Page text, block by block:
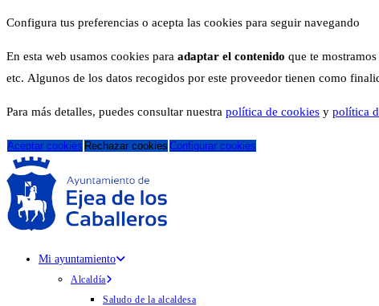
Configura tus preferencias o acepta las cookies para seguir navegando
En esta web usamos cookies para adaptar el contenido que te
etc. Algunos de los datos recogidos por este proveedor tienen como
Para más detalles, puedes consultar nuestra política de cookies y política
Aceptar cookies Rechazar cookies Configurar cookies
Mi ayuntamiento
Alcaldía
Saludo de la alcaldesa